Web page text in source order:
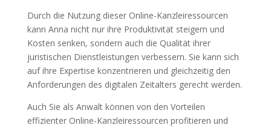
Durch die Nutzung dieser Online-Kanzleiressourcen
kann Anna nicht nur ihre Produktivität steigern und
Kosten senken, sondern auch die Qualität ihrer
juristischen Dienstleistungen verbessern. Sie kann sich
auf ihre Expertise konzentrieren und gleichzeitig den
Anforderungen des digitalen Zeitalters gerecht werden.
Auch Sie als Anwalt können von den Vorteilen
effizienter Online-Kanzleiressourcen profitieren und